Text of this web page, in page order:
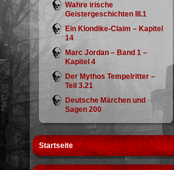
Wahre irische
Geistergeschichten III.1
Ein Klondike-Claim – Kapitel
14
Marc Jordan – Band 1 –
Kapitel 4
Der Mythos Tempelritter –
Teil 3.21
Deutsche Märchen und
Sagen 200
Startseite